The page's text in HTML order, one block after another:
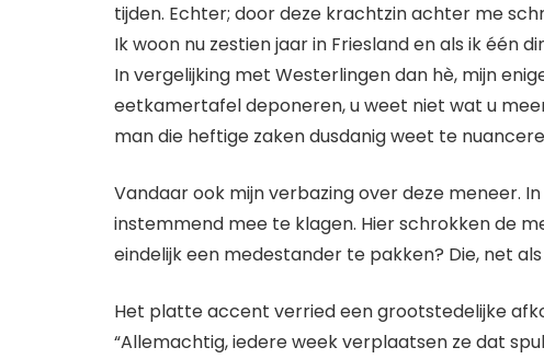
tijden. Echter; door deze krachtzin achter me
Ik woon nu zestien jaar in Friesland en als ik één
In vergelijking met Westerlingen dan hè, mijn
eetkamertafel deponeren, u weet niet wat u
man die heftige zaken dusdanig weet te
Vandaar ook mijn verbazing over deze meneer.
instemmend mee te klagen. Hier schrokken de
eindelijk een medestander te pakken? Die, net
Het platte accent verried een grootstedelijke
“Allemachtig, iedere week verplaatsen ze dat